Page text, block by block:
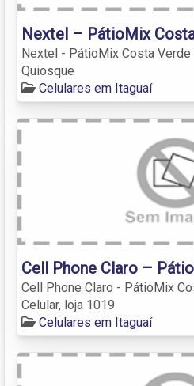
Nextel – PátioMix
Nextel - PátioMix Costa Verde
Quiosque
Celulares em Itaguaí
Cell Phone Claro –
Cell Phone Claro - PátioMix
Celular, loja 1019
Celulares em Itaguaí